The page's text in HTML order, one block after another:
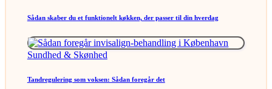
Sådan skaber du et funktionelt køkken, der passer til din hverdag
Posted
Sundhed & Skønhed
Tandregulering som voksen: Sådan foregår det